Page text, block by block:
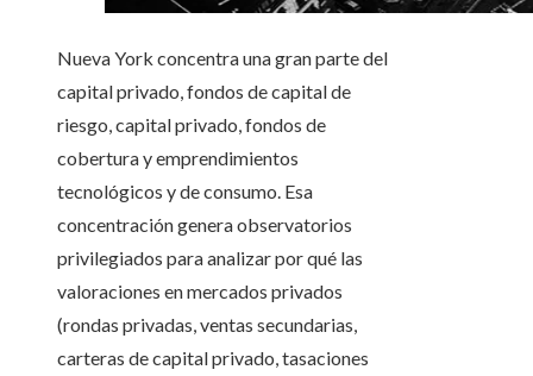
Nueva York concentra una gran parte del
capital privado, fondos de capital de
riesgo, capital privado, fondos de
cobertura y emprendimientos
tecnológicos y de consumo. Esa
concentración genera observatorios
privilegiados para analizar por qué las
valoraciones en mercados privados
(rondas privadas, ventas secundarias,
carteras de capital privado, tasaciones